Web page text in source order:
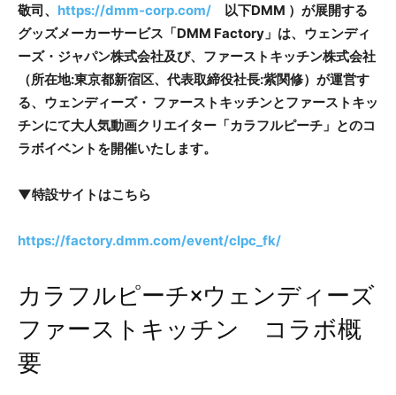
敬司、 https://dmm-corp.com/ 以下DMM ）が展開する
グッズメーカーサービス「DMM Factory」は、ウェンディ
ーズ・ジャパン株式会社及び、ファーストキッチン株式会社
（所在地:東京都新宿区、代表取締役社長:紫関修）が運営す
る、ウェンディーズ・ ファーストキッチンとファーストキッ
チンにて大人気動画クリエイター「カラフルピーチ」とのコ
ラボイベントを開催いたします。
▼特設サイトはこちら
https://factory.dmm.com/event/clpc_fk/
カラフルピーチ×ウェンディーズ
ファーストキッチン コラボ概
要